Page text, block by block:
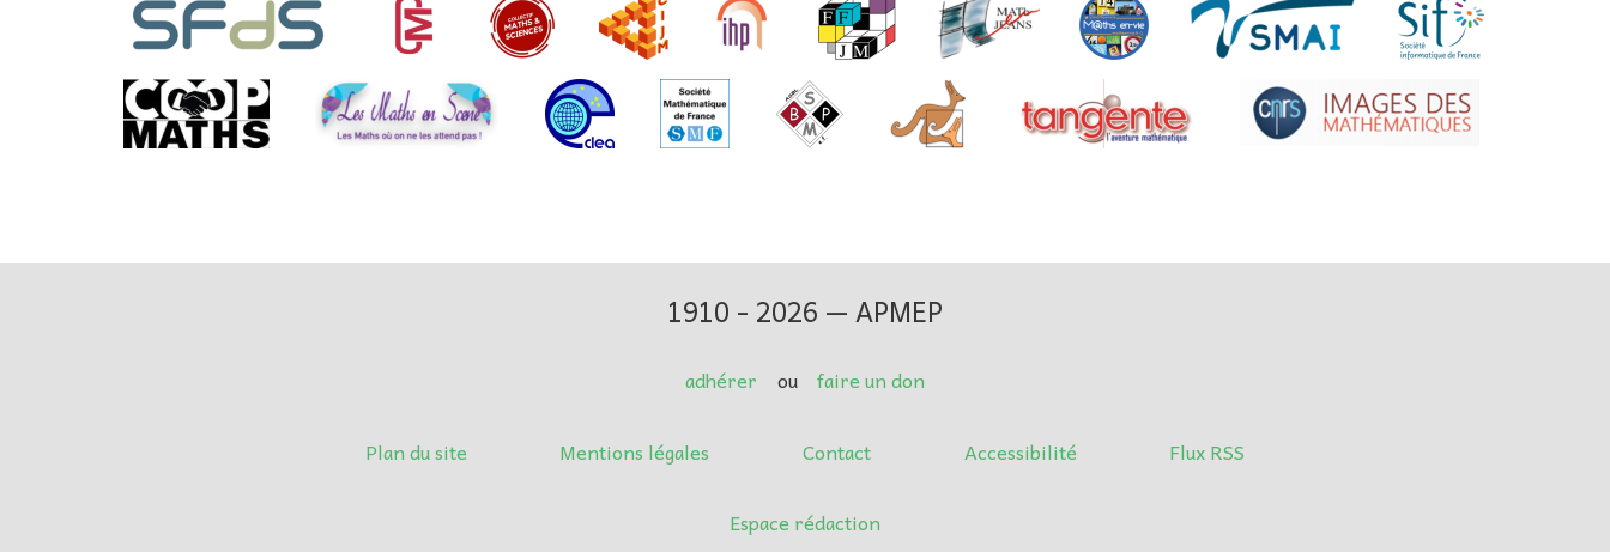
1910 - 2026 — APMEP
adhérer ou faire un don
Plan du site Mentions légales Contact Accessibilité Flux RSS
Espace rédaction